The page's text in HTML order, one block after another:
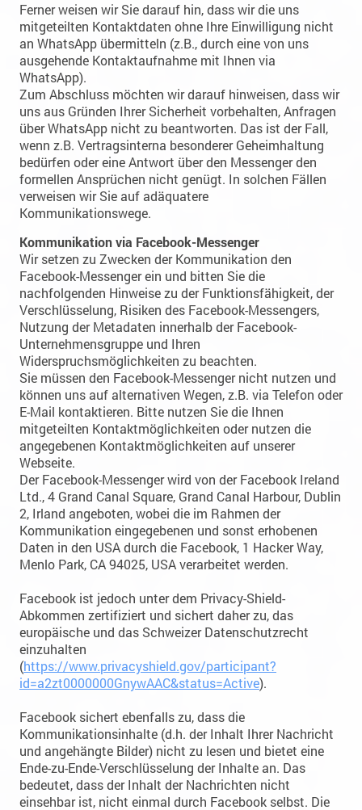
Ferner weisen wir Sie darauf hin, dass wir die uns
mitgeteilten Kontaktdaten ohne Ihre Einwilligung nicht
an WhatsApp übermitteln (z.B., durch eine von uns
ausgehende Kontaktaufnahme mit Ihnen via
WhatsApp).
Zum Abschluss möchten wir darauf hinweisen, dass wir
uns aus Gründen Ihrer Sicherheit vorbehalten, Anfragen
über WhatsApp nicht zu beantworten. Das ist der Fall,
wenn z.B. Vertragsinterna besonderer Geheimhaltung
bedürfen oder eine Antwort über den Messenger den
formellen Ansprüchen nicht genügt. In solchen Fällen
verweisen wir Sie auf adäquatere
Kommunikationswege.
Kommunikation via Facebook-Messenger
Wir setzen zu Zwecken der Kommunikation den
Facebook-Messenger ein und bitten Sie die
nachfolgenden Hinweise zu der Funktionsfähigkeit, der
Verschlüsselung, Risiken des Facebook-Messengers,
Nutzung der Metadaten innerhalb der Facebook-
Unternehmensgruppe und Ihren
Widerspruchsmöglichkeiten zu beachten.
Sie müssen den Facebook-Messenger nicht nutzen und
können uns auf alternativen Wegen, z.B. via Telefon oder
E-Mail kontaktieren. Bitte nutzen Sie die Ihnen
mitgeteilten Kontaktmöglichkeiten oder nutzen die
angegebenen Kontaktmöglichkeiten auf unserer
Webseite.
Der Facebook-Messenger wird von der Facebook Ireland
Ltd., 4 Grand Canal Square, Grand Canal Harbour, Dublin
2, Irland angeboten, wobei die im Rahmen der
Kommunikation eingegebenen und sonst erhobenen
Daten in den USA durch die Facebook, 1 Hacker Way,
Menlo Park, CA 94025, USA verarbeitet werden.
Facebook ist jedoch unter dem Privacy-Shield-
Abkommen zertifiziert und sichert daher zu, das
europäische und das Schweizer Datenschutzrecht
einzuhalten
(https://www.privacyshield.gov/participant?
id=a2zt0000000GnywAAC&status=Active).
Facebook sichert ebenfalls zu, dass die
Kommunikationsinhalte (d.h. der Inhalt Ihrer Nachricht
und angehängte Bilder) nicht zu lesen und bietet eine
Ende-zu-Ende-Verschlüsselung der Inhalte an. Das
bedeutet, dass der Inhalt der Nachrichten nicht
einsehbar ist, nicht einmal durch Facebook selbst. Die